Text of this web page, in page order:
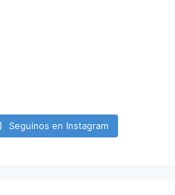
Seguinos en Instagram